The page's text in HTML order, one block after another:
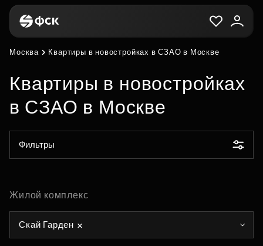
Москва Квартиры в новостройках в СЗАО в Москве
Квартиры в новостройках
в СЗАО в Москве
Фильтры
Жилой комплекс
Скай Гарден